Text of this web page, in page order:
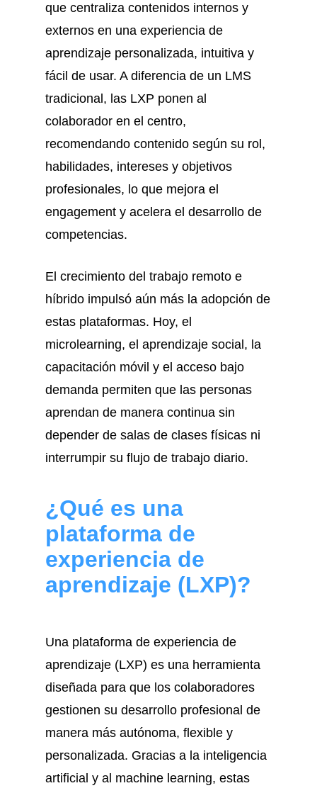
que centraliza contenidos internos y
externos en una experiencia de
aprendizaje personalizada, intuitiva y
fácil de usar. A diferencia de un LMS
tradicional, las LXP ponen al
colaborador en el centro,
recomendando contenido según su rol,
habilidades, intereses y objetivos
profesionales, lo que mejora el
engagement y acelera el desarrollo de
competencias.
El crecimiento del trabajo remoto e
híbrido impulsó aún más la adopción de
estas plataformas. Hoy, el
microlearning, el aprendizaje social, la
capacitación móvil y el acceso bajo
demanda permiten que las personas
aprendan de manera continua sin
depender de salas de clases físicas ni
interrumpir su flujo de trabajo diario.
¿Qué es una
plataforma de
experiencia de
aprendizaje (LXP)?
Una plataforma de experiencia de
aprendizaje (LXP) es una herramienta
diseñada para que los colaboradores
gestionen su desarrollo profesional de
manera más autónoma, flexible y
personalizada. Gracias a la inteligencia
artificial y al machine learning, estas